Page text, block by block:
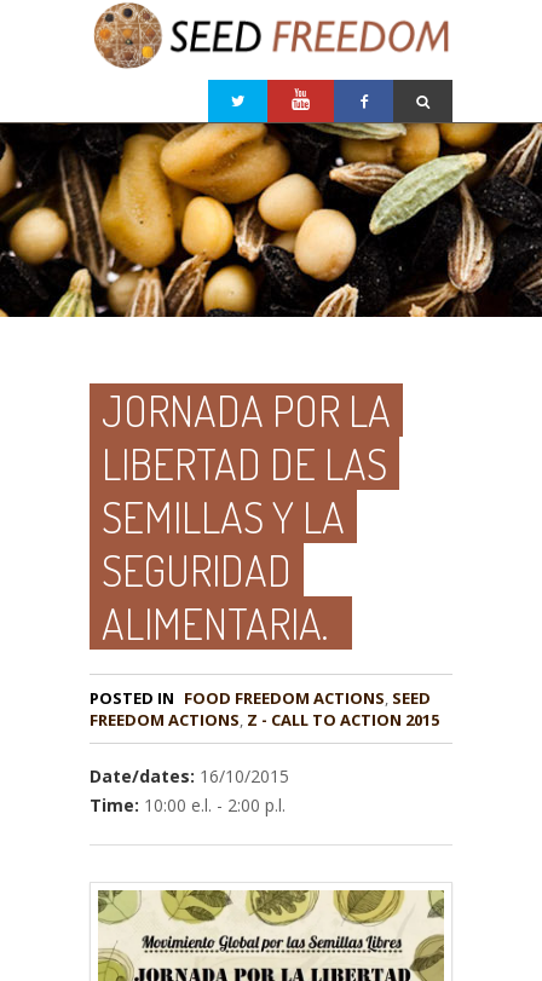
JORNADA POR LA
LIBERTAD DE LAS
SEMILLAS Y LA
SEGURIDAD
ALIMENTARIA.
POSTED IN FOOD FREEDOM ACTIONS, SEED
, Z - CALL TO ACTION 2015
Date/dates: 16/10/2015
Time: 10:00 e.l. - 2:00 p.l.